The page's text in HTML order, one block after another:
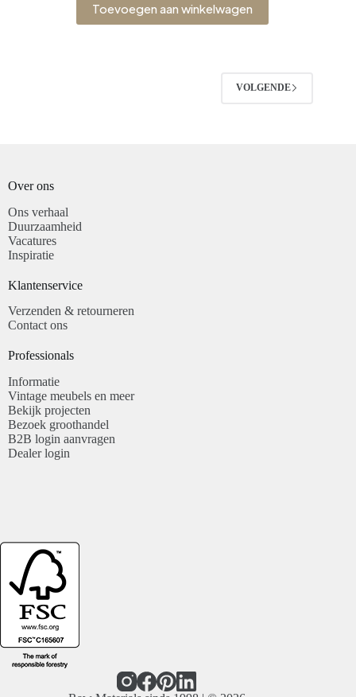
Toevoegen aan winkelwagen
VOLGENDE
Over ons
Ons verhaal
Duurzaamheid
Vacatures
Inspiratie
Klantenservice​
Verzenden & retourneren
Contact ons
Professionals​
Informatie
Vintage meubels en meer
Bekijk projecten
Bezoek groothandel
B2B login aanvragen
Dealer login